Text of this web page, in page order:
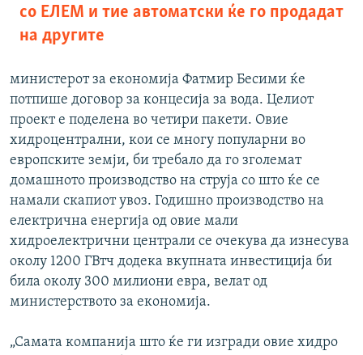
со ЕЛЕМ и тие автоматски ќе го продадат
на другите
министерот за економија Фатмир Бесими ќе
потпише договор за концесија за вода. Целиот
проект е поделена во четири пакети. Овие
хидроцентрални, кои се многу популарни во
европските земји, би требало да го зголемат
домашното производство на струја со што ќе се
намали скапиот увоз. Годишно производство на
електрична енергија од овие мали
хидроелектрични централи се очекува да изнесува
околу 1200 ГВтч додека вкупната инвестиција би
била околу 300 милиони евра, велат од
министерството за економија.
„Самата компанија што ќе ги изгради овие хидро